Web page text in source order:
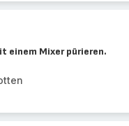
einem Mixer pürieren.